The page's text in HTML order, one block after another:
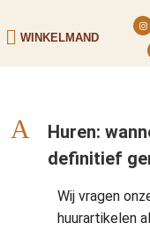
WINKELMAND
A
Huren:
definitief
Wij vragen
huurartikelen